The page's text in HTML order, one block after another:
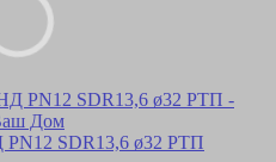
PN12 SDR13,6 ø32 РТП